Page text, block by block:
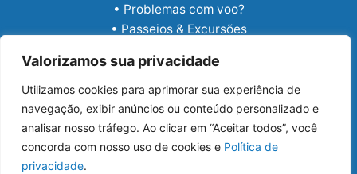
Valorizamos sua privacidade
Utilizamos cookies para aprimorar sua experiência de
navegação, exibir anúncios ou conteúdo personalizado e
analisar nosso tráfego. Ao clicar em “Aceitar todos”, você
concorda com nosso uso de cookies e Política de
privacidade.
• Problemas com voo?
• Passeios & Excursões